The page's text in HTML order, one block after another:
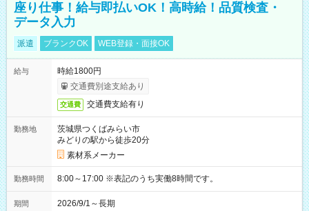
座り仕事！給与即払いOK！高時給！品質検査・
データ入力
派遣 ブランクOK WEB登録・面接OK
給与
時給1800円
交通費別途支給あり
交通費 交通費支給有り
勤務地
茨城県つくばみらい市
みどりの駅から徒歩20分
素材系メーカー
勤務時間 8:00～17:00 ※表記のうち実働8時間です。
期間 2026/9/1～長期